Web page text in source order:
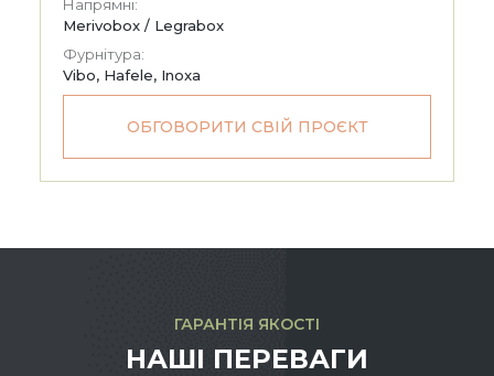
Напрямні:
Merivobox / Legrabox
Фурнітура:
Vibo, Hafele, Inoxa
ОБГОВОРИТИ СВІЙ ПРОЄКТ
ГАРАНТІЯ ЯКОСТІ
НАШІ ПЕРЕВАГИ